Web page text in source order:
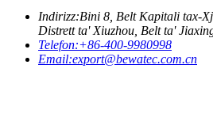
Indirizz:Bini 8, Belt Kapitali tax-
Distrett ta' Xiuzhou, Belt ta'
Telefon:+86-400-9980998
Email:export@bewatec.com.cn